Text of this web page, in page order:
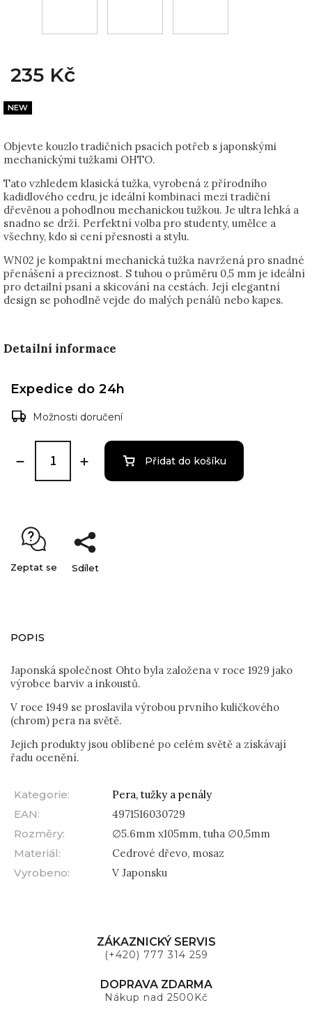
235 Kč
Objevte kouzlo tradičních psacích potřeb s japonskými
mechanickými tužkami OHTO.
Tato vzhledem klasická tužka, vyrobená z přírodního
kadidlového cedru, je ideální kombinací mezi tradiční
dřevěnou a pohodlnou mechanickou tužkou. Je ultra lehká a
snadno se drží. Perfektní volba pro studenty, umělce a
všechny, kdo si cení přesnosti a stylu.
WN02 je kompaktní mechanická tužka navržená pro snadné
přenášení a preciznost. S tuhou o průměru 0,5 mm je ideální
pro detailní psaní a skicování na cestách. Její elegantní
design se pohodlně vejde do malých penálů nebo kapes.
Detailní informace
NEW
Expedice do 24h
Možnosti doručení
Přidat do košíku
Zeptat se Sdílet
POPIS
Japonská společnost Ohto byla založena v roce 1929 jako
výrobce barviv a inkoustů.
V roce 1949 se proslavila výrobou prvního kuličkového
(chrom) pera na světě.
Jejich produkty jsou oblíbené po celém světě a získávají
řadu ocenění.
Kategorie:
Pera, tužky a penály
EAN:
4971516030729
Rozměry:
∅5.6mm x105mm, tuha ∅0,5mm
Materiál:
Cedrové dřevo, mosaz
Vyrobeno: V Japonsku
ZÁKAZNICKÝ SERVIS
(+420) 777 314 259
DOPRAVA ZDARMA
Nákup nad 2500Kč